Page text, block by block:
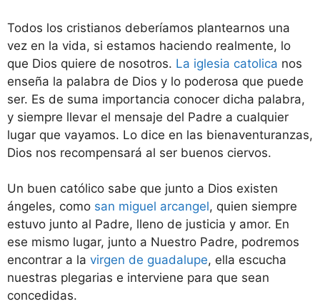
Todos los cristianos deberíamos plantearnos una
vez en la vida, si estamos haciendo realmente, lo
que Dios quiere de nosotros. La iglesia catolica nos
enseña la palabra de Dios y lo poderosa que puede
ser. Es de suma importancia conocer dicha palabra,
y siempre llevar el mensaje del Padre a cualquier
lugar que vayamos. Lo dice en las bienaventuranzas,
Dios nos recompensará al ser buenos ciervos.
Un buen católico sabe que junto a Dios existen
ángeles, como san miguel arcangel, quien siempre
estuvo junto al Padre, lleno de justicia y amor. En
ese mismo lugar, junto a Nuestro Padre, podremos
encontrar a la virgen de guadalupe, ella escucha
nuestras plegarias e interviene para que sean
concedidas.